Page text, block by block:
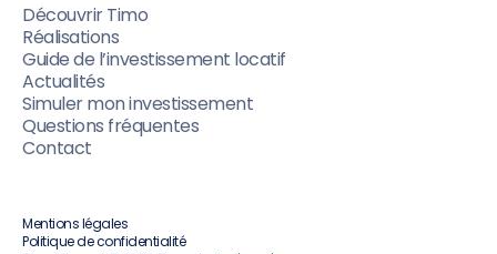
Découvrir Timo
Réalisations
Guide de l’investissement locatif
Actualités
Simuler mon investissement
Questions fréquentes
Contact
Mentions légales
Politique de confidentialité